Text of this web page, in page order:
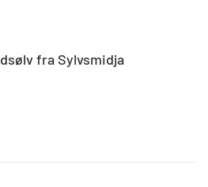
fra Sylvsmidja